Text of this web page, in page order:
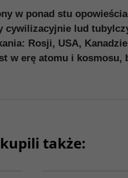
w ponad stu
lud
Rosji, USA,
w erę atomu i kosmosu,
także: